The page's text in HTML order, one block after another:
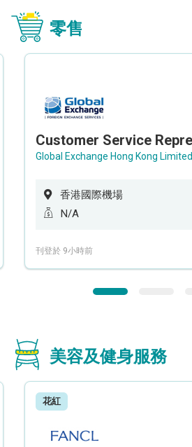
零售
Global Exchange Hong Kong Limited
香港國際機場
N/A
刊登於 9小時前
美容及健身服務
花紅